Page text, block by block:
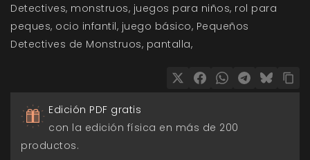
Detectives monstruos juegos para niños rol para
peques ocio infantil juego básico Pequeños
Detectives de Monstruos pantalla
Edición PDF gratis
con la edición física en más de 200
productos.